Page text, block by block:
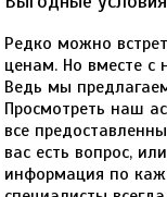
Редко можно
ценам. Но вместе с
Ведь мы
Просмотреть наш
все
вас есть вопрос,
информация по